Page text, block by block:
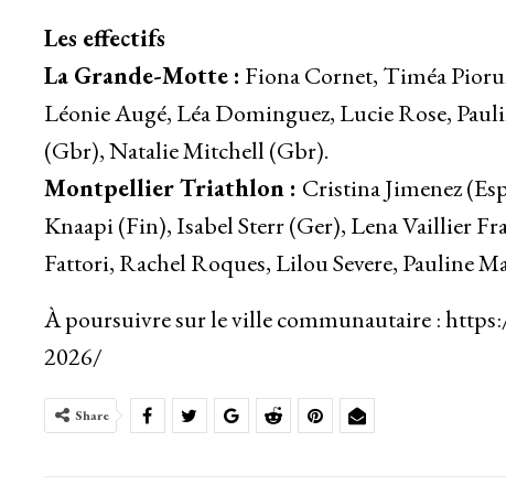
Les effectifs
La Grande-Motte : Fiona Cornet, Timéa
Léonie Augé, Léa Dominguez, Lucie Rose,
(Gbr), Natalie Mitchell (Gbr).
Montpellier Triathlon : Cristina Jimenez
Knaapi (Fin), Isabel Sterr (Ger), Lena Vaillier
Fattori, Rachel Roques, Lilou Severe, Pauline
À poursuivre sur le ville communautaire :
2026/
Share